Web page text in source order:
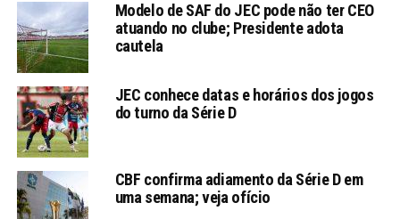
Modelo de SAF do JEC pode não ter CEO
atuando no clube; Presidente adota
cautela
JEC conhece datas e horários dos jogos
do turno da Série D
CBF confirma adiamento da Série D em
uma semana; veja ofício